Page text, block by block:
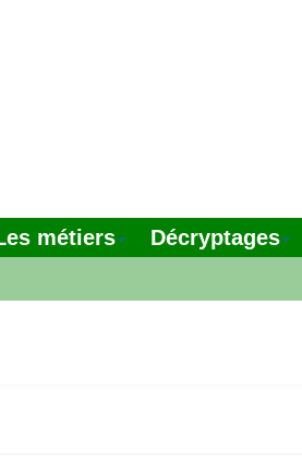
métiers Décryptages